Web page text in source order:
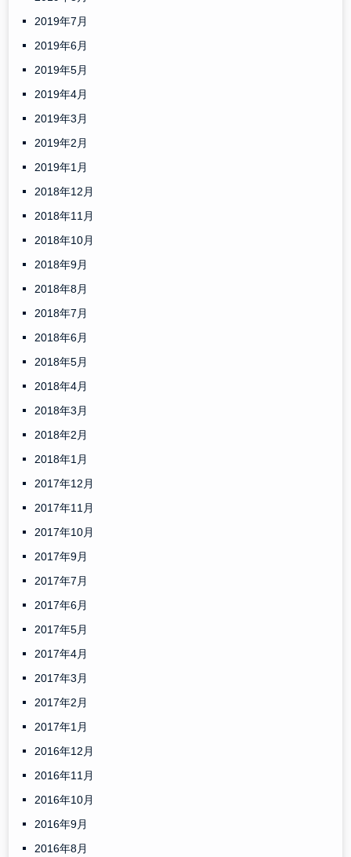
2019年7月
2019年6月
2019年5月
2019年4月
2019年3月
2019年2月
2019年1月
2018年12月
2018年11月
2018年10月
2018年9月
2018年8月
2018年7月
2018年6月
2018年5月
2018年4月
2018年3月
2018年2月
2018年1月
2017年12月
2017年11月
2017年10月
2017年9月
2017年7月
2017年6月
2017年5月
2017年4月
2017年3月
2017年2月
2017年1月
2016年12月
2016年11月
2016年10月
2016年9月
2016年8月